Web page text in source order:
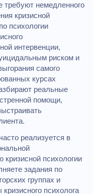
требуют немедленного
кризисной
психологии
интервенции,
риском и
самого
курсах
реальные
помощи,
реализуется в
кризисной психологии
задания по
группах и
психолога